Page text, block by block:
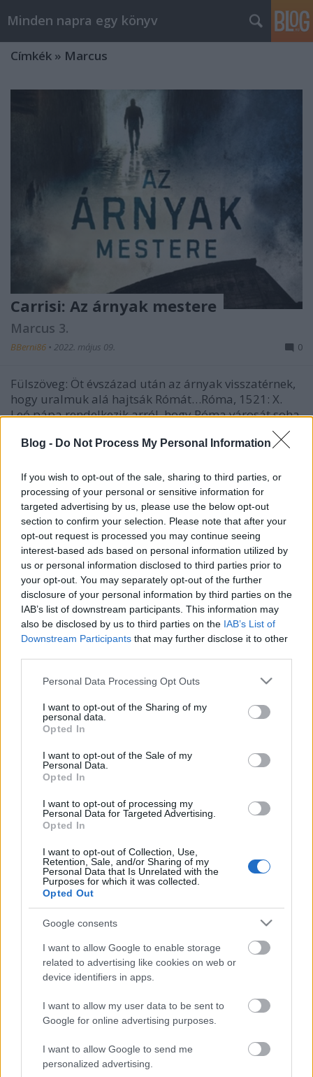
Blog - Do Not Process My Personal Information
If you wish to opt-out of the sale, sharing to third parties, or
processing of your personal or sensitive information for
targeted advertising by us, please use the below opt-out
section to confirm your selection. Please note that after your
opt-out request is processed you may continue seeing
interest-based ads based on personal information utilized by
us or personal information disclosed to third parties prior to
your opt-out. You may separately opt-out of the further
disclosure of your personal information by third parties on the
IAB’s list of downstream participants. This information may
also be disclosed by us to third parties on the IAB’s List of
Downstream Participants that may further disclose it to other
Please note that this website/app uses one or more Google
not limited to your visit or usage behaviour. You may click to
grant or deny consent to Google and its third-party tags to
use your data for below specified purposes in below Google
consent section.
Personal Data Processing Opt Outs
I want to opt-out of the Sharing of my
personal data.
Opted In
I want to opt-out of the Sale of my
Personal Data.
Opted In
I want to opt-out of processing my
Personal Data for Targeted Advertising.
Opted In
I want to opt-out of Collection, Use,
Retention, Sale, and/or Sharing of my
Personal Data that Is Unrelated with the
Purposes for which it was collected.
Opted Out
Google consents
I want to allow Google to enable storage
related to advertising like cookies on web or
device identifiers in apps.
I want to allow my user data to be sent to
Google for online advertising purposes.
I want to allow Google to send me
personalized advertising.
Minden napra egy könyv
Címkék » Marcus
Carrisi: Az árnyak mestere
Marcus 3.
BBerni86 • 2022. május 09. 0
Fülszöveg: Öt ​évszázad után az árnyak visszatérnek,
hogy uralmuk alá hajtsák Rómát…Róma, 1521: X.
Leó pápa rendelkezik arról, hogy Róma városát soha
utasítást ad, miszerint az utak, a templomok és az
Idézzünk!
BBerni86• 2020. november 11.
Talán könnyebb ítélkezni, mint megtalálni, miért is
lehet köszönetet mondani. Talán egyszerűbb
megélni a gyűlöletet, mint megtalálni, kit lehet
szeretni. És miért. Reményvesztett időben hinni a
jövőben talán a legnehezebb. (Bauer: A fényfestő)
Az élet nem más, mint első alkalmak hosszú
sorozata.…
Carrisi: A sötétség vadásza
BBerni86 •2020. november 06.
Marcus továbbra is a sötétség vadásza – egy olyan
pap, aki észreveszi a bűn nyomait, és képes
három év alatt kezd elege lenni abból, hogy nem
ismerheti a feletteseit. Árnyaktól jönnek a…